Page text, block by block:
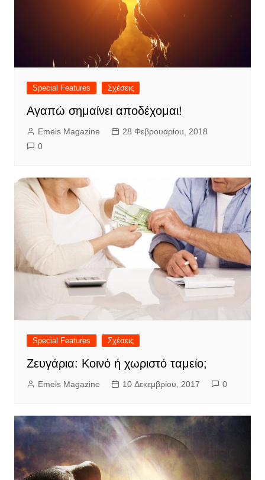
Special Features Σχέσεις
Αγαπώ σημαίνει αποδέχομαι!
Emeis Magazine
28 Φεβρουαρίου, 2018
0
Special Features Σχέσεις
Ζευγάρια: Κοινό ή χωριστό ταμείο;
Emeis Magazine 10 Δεκεμβρίου, 2017 0